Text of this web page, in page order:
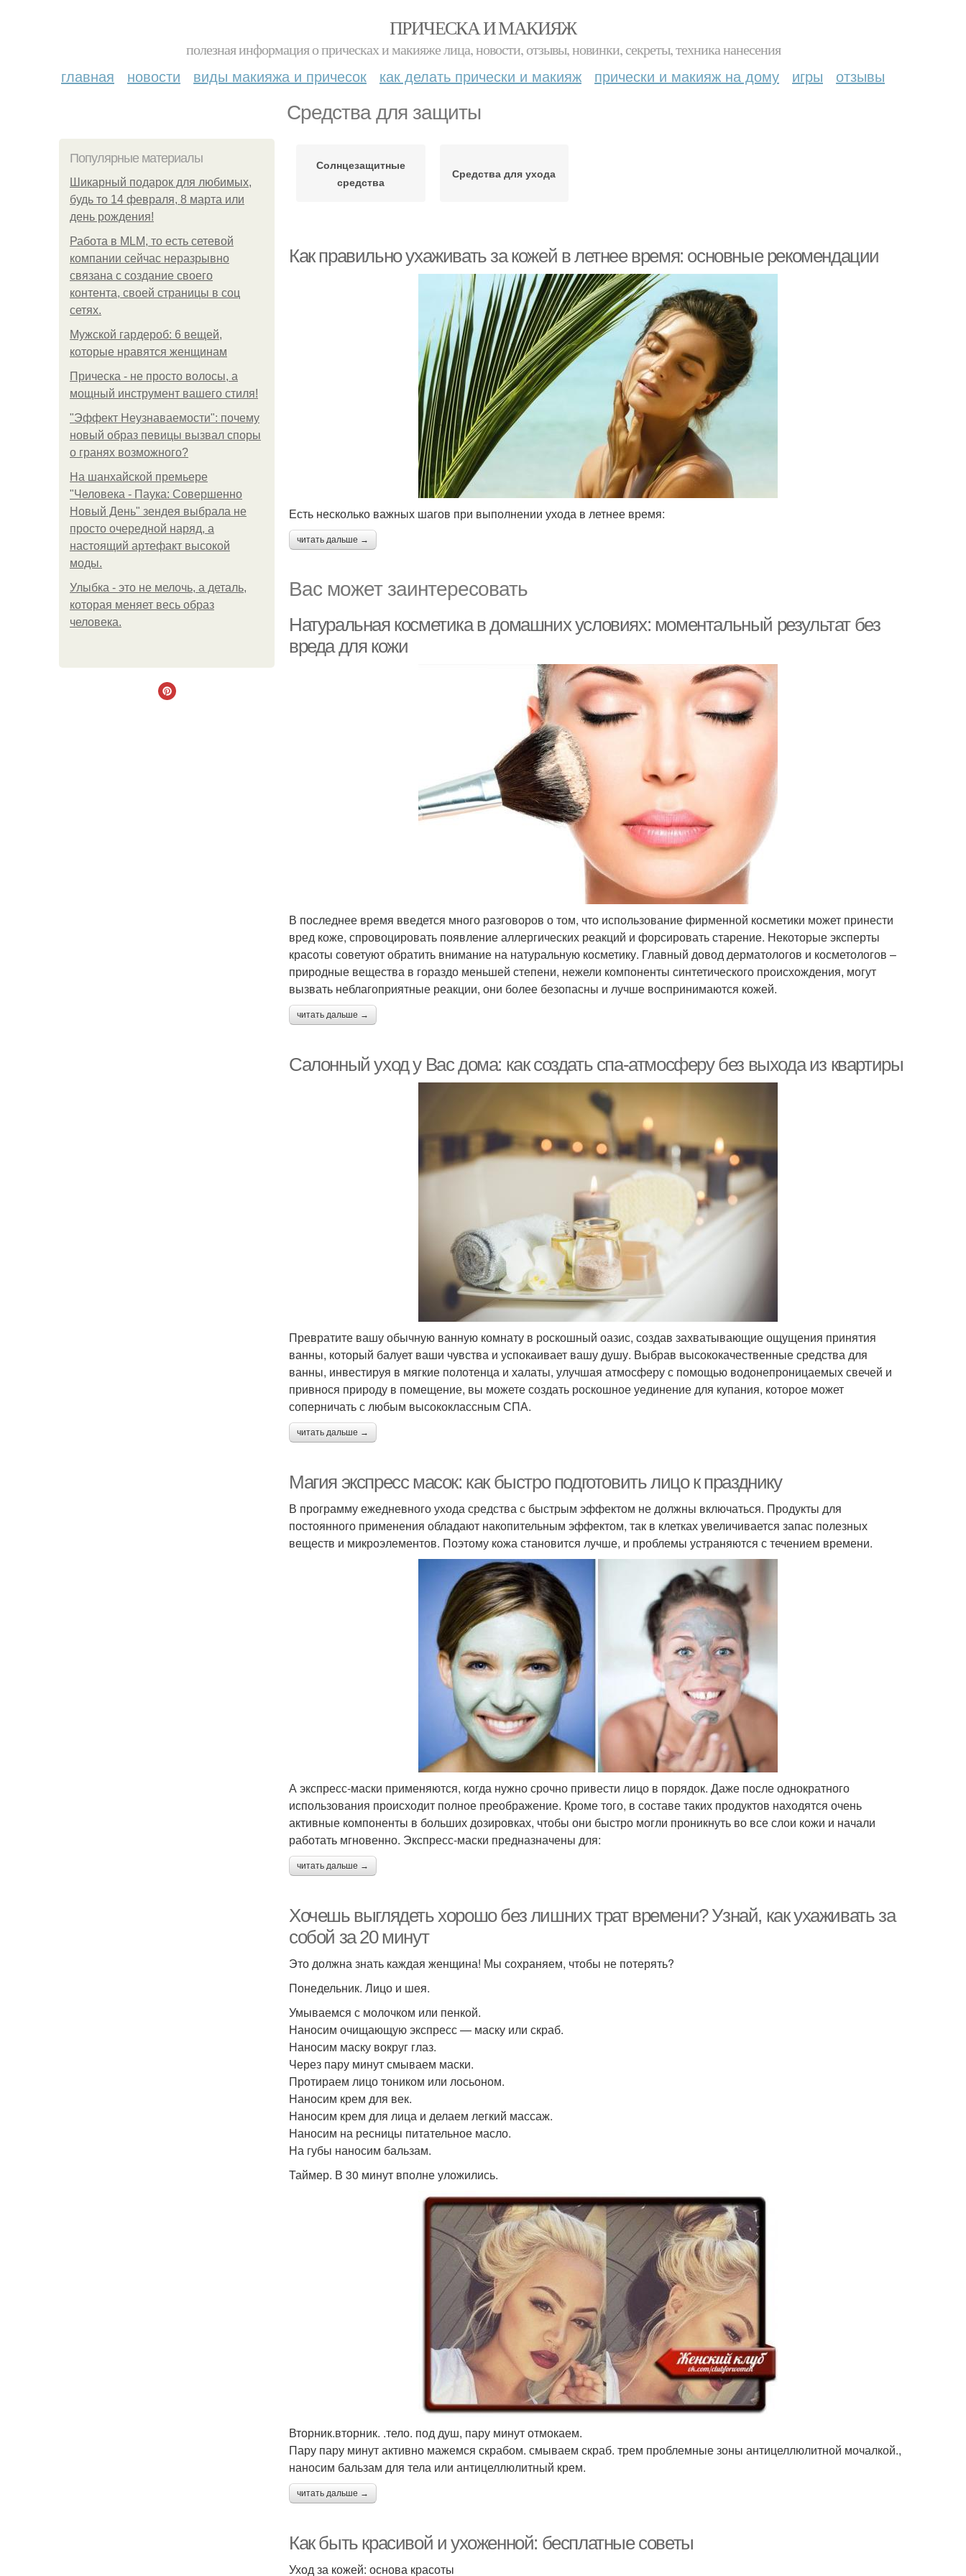
ПРИЧЕСКА И МАКИЯЖ
полезная информация о прическах и макияже лица, новости, отзывы, новинки, секреты, техника нанесения
главная новости виды макияжа и причесок как делать прически и макияж прически и макияж на дому игры отзывы
Средства для защиты
Популярные материалы
Шикарный подарок для любимых,
будь то 14 февраля, 8 марта или
день рождения!
Работа в MLM, то есть сетевой
компании сейчас неразрывно
связана с создание своего
контента, своей страницы в соц
сетях.
Мужской гардероб: 6 вещей,
которые нравятся женщинам
Прическа - не просто волосы, а
мощный инструмент вашего стиля!
"Эффект Неузнаваемости": почему
новый образ певицы вызвал споры
о гранях возможного?
На шанхайской премьере
"Человека - Паука: Совершенно
Новый День" зендея выбрала не
просто очередной наряд, а
настоящий артефакт высокой
моды.
Улыбка - это не мелочь, а деталь,
которая меняет весь образ
человека.
Солнцезащитные
средства
Средства для ухода
Как правильно ухаживать за кожей в летнее время: основные рекомендации
Есть несколько важных шагов при выполнении ухода в летнее время:
читать дальше →
Вас может заинтересовать
Натуральная косметика в домашних условиях: моментальный результат без
вреда для кожи
В последнее время введется много разговоров о том, что использование фирменной косметики может принести
вред коже, спровоцировать появление аллергических реакций и форсировать старение. Некоторые эксперты
красоты советуют обратить внимание на натуральную косметику. Главный довод дерматологов и косметологов –
природные вещества в гораздо меньшей степени, нежели компоненты синтетического происхождения, могут
вызвать неблагоприятные реакции, они более безопасны и лучше воспринимаются кожей.
читать дальше →
Салонный уход у Вас дома: как создать спа-атмосферу без выхода из квартиры
Превратите вашу обычную ванную комнату в роскошный оазис, создав захватывающие ощущения принятия
ванны, который балует ваши чувства и успокаивает вашу душу. Выбрав высококачественные средства для
ванны, инвестируя в мягкие полотенца и халаты, улучшая атмосферу с помощью водонепроницаемых свечей и
привнося природу в помещение, вы можете создать роскошное уединение для купания, которое может
соперничать с любым высококлассным СПА.
читать дальше →
Магия экспресс масок: как быстро подготовить лицо к празднику
В программу ежедневного ухода средства с быстрым эффектом не должны включаться. Продукты для
постоянного применения обладают накопительным эффектом, так в клетках увеличивается запас полезных
веществ и микроэлементов. Поэтому кожа становится лучше, и проблемы устраняются с течением времени.
А экспресс-маски применяются, когда нужно срочно привести лицо в порядок. Даже после однократного
использования происходит полное преображение. Кроме того, в составе таких продуктов находятся очень
активные компоненты в больших дозировках, чтобы они быстро могли проникнуть во все слои кожи и начали
работать мгновенно. Экспресс-маски предназначены для:
читать дальше →
Хочешь выглядеть хорошо без лишних трат времени? Узнай, как ухаживать за
собой за 20 минут
Это должна знать каждая женщина! Мы сохраняем, чтобы не потерять?
Понедельник. Лицо и шея.
Умываемся с молочком или пенкой.
Наносим очищающую экспресс — маску или скраб.
Наносим маску вокруг глаз.
Через пару минут смываем маски.
Протираем лицо тоником или лосьоном.
Наносим крем для век.
Наносим крем для лица и делаем легкий массаж.
Наносим на ресницы питательное масло.
На губы наносим бальзам.
Таймер. В 30 минут вполне уложились.
Вторник.вторник. .тело. под душ, пару минут отмокаем.
Пару пару минут активно мажемся скрабом. смываем скраб. трем проблемные зоны антицеллюлитной мочалкой.,
наносим бальзам для тела или антицеллюлитный крем.
читать дальше →
Как быть красивой и ухоженной: бесплатные советы
Уход за кожей: основа красоты